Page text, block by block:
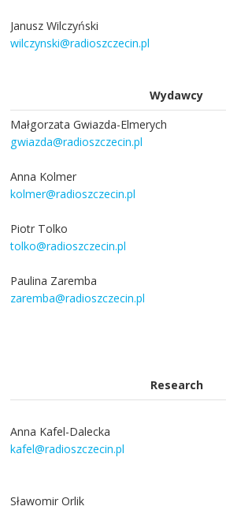
Janusz Wilczyński
wilczynski@radioszczecin.pl
Wydawcy
Małgorzata Gwiazda-Elmerych
gwiazda@radioszczecin.pl
Anna Kolmer
kolmer@radioszczecin.pl
Piotr Tolko
tolko@radioszczecin.pl
Paulina Zaremba
zaremba@radioszczecin.pl
Research
Anna Kafel-Dalecka
kafel@radioszczecin.pl
Sławomir Orlik